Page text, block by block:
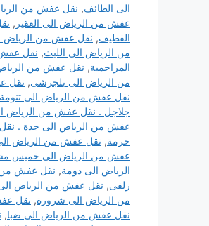
الى الطائف, نقل عفش من
عفش من الرياض الى العقير ,
القطيف, نقل عفش من الرياض
من الرياض الى الليث, نقل عفش
المزاحمية, نقل عفش من
من الرياض الى بلجرشى, نقل
نقل عفش من الرياض الى تنومة
جلاجل . نقل عفش من الرياض
عفش من الرياض الى جدة .
حرمة, نقل عفش من الرياض
عفش من الرياض الى خميس
الرياض الى دومة, نقل عفش من
زلفى, نقل عفش من الرياض الى
من الرياض الى شرورة, نقل
نقل عفش من الرياض الى ضبا,